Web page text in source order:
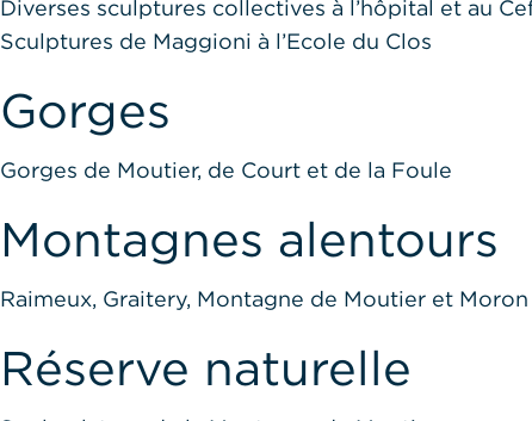
Diverses sculptures collectives à l’hôpital et au
Sculptures de Maggioni à l’Ecole du Clos
Gorges
Gorges de Moutier, de Court et de la Foule
Montagnes alentours
Raimeux, Graitery, Montagne de Moutier et Moron
Réserve naturelle